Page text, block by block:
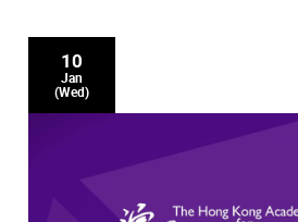
10
Jan
(Wed)